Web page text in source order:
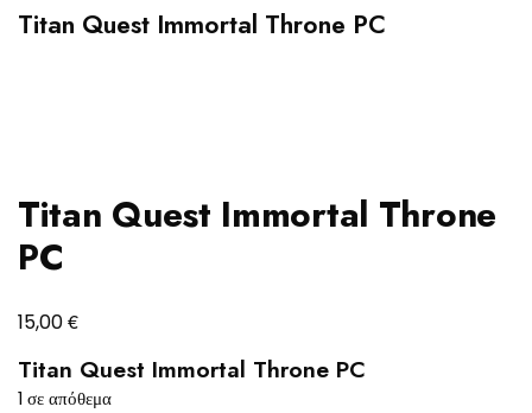
Titan Quest Immortal Throne PC
Titan Quest Immortal Throne
PC
15,00€
Titan Quest Immortal Throne PC
1 σε απόθεμα